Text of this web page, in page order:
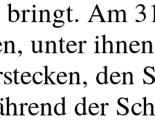
bringt. Am
unter
den
der